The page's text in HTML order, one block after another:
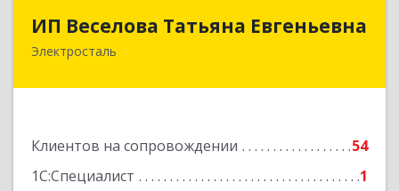
ИП Веселова Татьяна Евгеньевна
Электросталь
Клиентов на сопровождении
54
1С:Специалист
1
144000, Московская обл, Электросталь г,